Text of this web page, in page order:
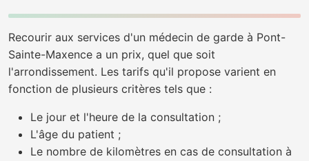
Recourir aux services d'un médecin de garde à Pont-
Sainte-Maxence a un prix, quel que soit
l'arrondissement. Les tarifs qu'il propose varient en
fonction de plusieurs critères tels que :
Le jour et l'heure de la consultation ;
L'âge du patient ;
Le nombre de kilomètres en cas de consultation à